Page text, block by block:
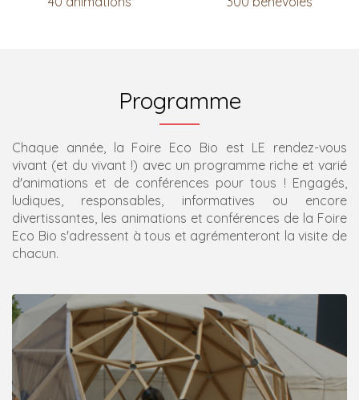
Programme
Chaque année, la Foire Eco Bio est LE rendez-vous
vivant (et du vivant !) avec un programme riche et varié
d'animations et de conférences pour tous ! Engagés,
ludiques, responsables, informatives ou encore
divertissantes, les animations et conférences de la Foire
Eco Bio s'adressent à tous et agrémenteront la visite de
chacun.